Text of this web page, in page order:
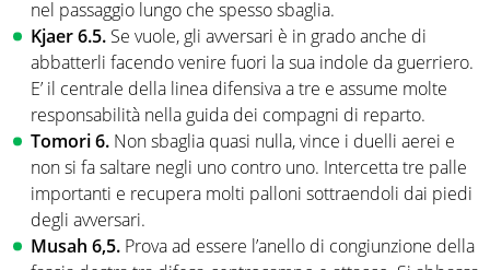
nel passaggio lungo che spesso sbaglia.
Kjaer 6.5. Se vuole, gli avversari è in grado anche di
abbatterli facendo venire fuori la sua indole da guerriero.
E’ il centrale della linea difensiva a tre e assume molte
responsabilità nella guida dei compagni di reparto.
Tomori 6. Non sbaglia quasi nulla, vince i duelli aerei e
non si fa saltare negli uno contro uno. Intercetta tre palle
importanti e recupera molti palloni sottraendoli dai piedi
degli avversari.
Musah 6,5. Prova ad essere l’anello di congiunzione della